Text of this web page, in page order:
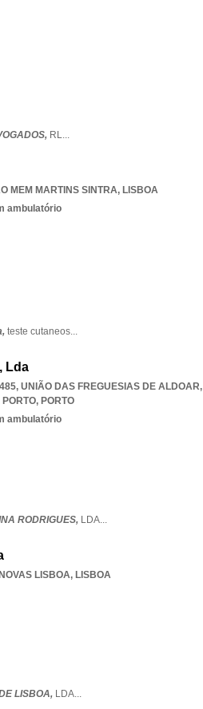
RL...
MEM MARTINS SINTRA, LISBOA
ambulatório
teste cutaneos...
Lda
UNIÃO DAS FREGUESIAS DE ALDOAR,
, PORTO
ambulatório
RODRIGUES, LDA...
LISBOA, LISBOA
LISBOA, LDA...